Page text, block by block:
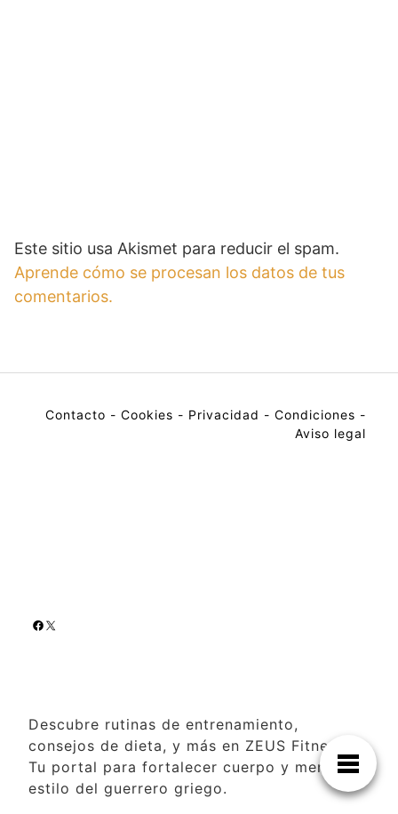
Este sitio usa Akismet para reducir el spam.
Aprende cómo se procesan los datos de tus
comentarios.
Contacto - Cookies - Privacidad - Condiciones -
Aviso legal
Descubre rutinas de entrenamiento,
consejos de dieta, y más en ZEUS Fitness.
Tu portal para fortalecer cuerpo y mente al
estilo del guerrero griego.